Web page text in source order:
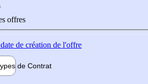
offres
de création de l'offre
de Contrat